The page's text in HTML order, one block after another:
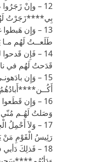
12 – وإنْ
بِي****زَجَرْتُ
13 – وَإِن
طَلَعــتُ لَهُم مـا
14 – فَإِن
قَدَحتُ لَهُم في
15 – وَإِن
أَكُــن****أَبادُهُمُ
16 – وَإِن
وَصَلتُ لَهُـم مُنّي
17 – وَلاَ
رَئِيسُ الْقَوْمِ مَنْ
18 – فَذلِكَ